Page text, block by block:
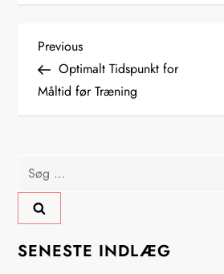
I
n
l
æ
g
Previous
Post
Previous
Optimalt Tidspunkt for
Måltid før Træning
Søg
efter:
SENESTE INDLÆG